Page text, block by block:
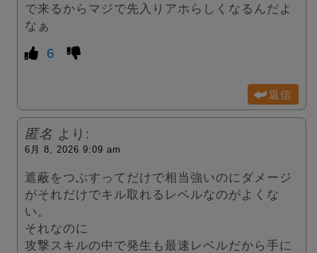
で来るからマジで先入りアホらしくなるんだよ
なぁ
6
返信
匿名 より:
6月 8, 2026 9:09 am
遮蔽をつぶすってだけで相当強いのにダメージ
がそれだけでキル取れるレベルなのがよくな
い。
それなのに
攻撃スキルの中で発生も最速レベルだから手に